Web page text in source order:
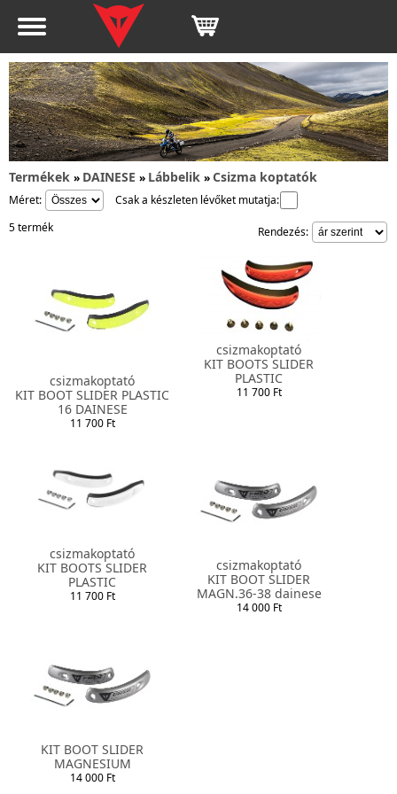
Termékek » DAINESE » Lábbelik »Csizma koptatók
Méret:
Csak a készleten lévőket mutatja:
5 termék
Rendezés:
csizmakoptató
KIT BOOT SLIDER PLASTIC
16 DAINESE
11 700 Ft
csizmakoptató
KIT BOOTS SLIDER
PLASTIC
11 700 Ft
csizmakoptató
KIT BOOTS SLIDER
PLASTIC
11 700 Ft
csizmakoptató
KIT BOOT SLIDER
MAGN.36-38 dainese
14 000 Ft
KIT BOOT SLIDER
MAGNESIUM
14 000 Ft